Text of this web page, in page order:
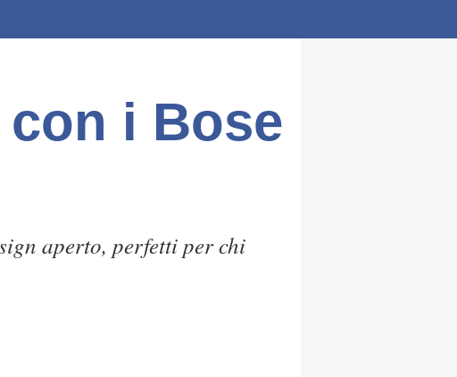
i Bose
aperto, perfetti per chi